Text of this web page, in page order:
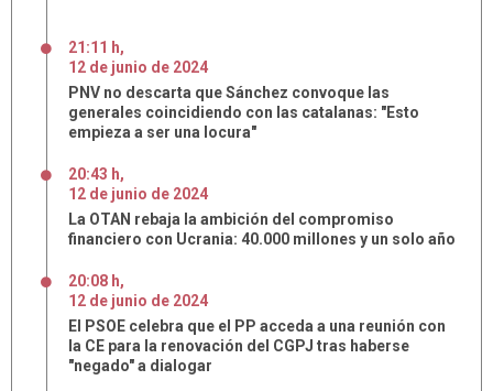
21:11 h,
12 de junio de 2024
PNV no descarta que Sánchez convoque las
generales coincidiendo con las catalanas: "Esto
empieza a ser una locura"
20:43 h,
12 de junio de 2024
La OTAN rebaja la ambición del compromiso
financiero con Ucrania: 40.000 millones y un solo año
20:08 h,
12 de junio de 2024
El PSOE celebra que el PP acceda a una reunión con
la CE para la renovación del CGPJ tras haberse
"negado" a dialogar